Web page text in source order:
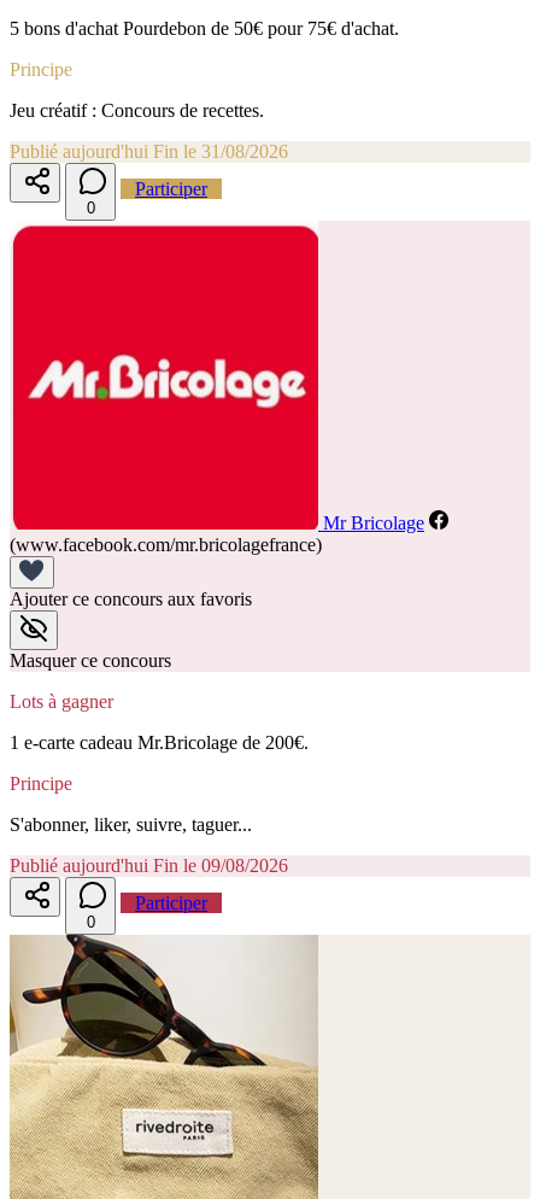
5 bons d'achat Pourdebon de 50€ pour 75€ d'achat.
Principe
Jeu créatif : Concours de recettes.
Publié aujourd'hui Fin le 31/08/2026
0
Participer
Mr Bricolage
(www.facebook.com/mr.bricolagefrance)
Ajouter ce concours aux favoris
Masquer ce concours
Lots à gagner
1 e-carte cadeau Mr.Bricolage de 200€.
Principe
S'abonner, liker, suivre, taguer...
Publié aujourd'hui Fin le 09/08/2026
0
Participer